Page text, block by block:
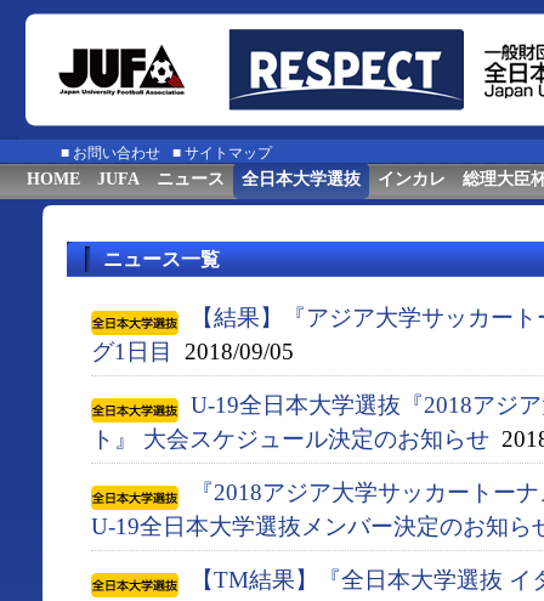
■ お問い合わせ ■ サイトマップ
HOME JUFA ニュース 全日本大学選抜 インカレ 総理大臣
ニュース一覧
【結果】『アジア大学サッカー
グ1日目
2018/09/05
U-19全日本大学選抜『2018アジ
ト』 大会スケジュール決定のお知らせ
『2018アジア大学サッカートー
U-19全日本大学選抜メンバー決定のお知ら
【TM結果】『全日本大学選抜